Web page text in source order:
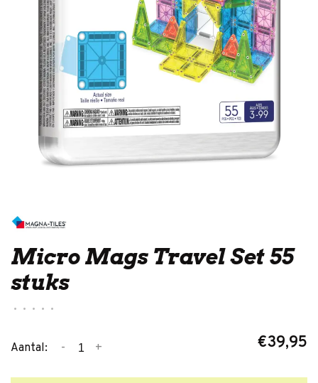
Micro Mags Travel Set 55
stuks
• • • • •
Aantal: +
- €39,95